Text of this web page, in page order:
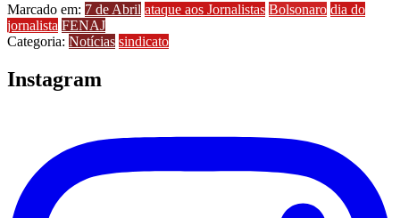
Marcado em: 7 de Abril ataque aos Jornalistas Bolsonaro dia do
jornalista FENAJ
Categoria: Notícias sindicato
Instagram